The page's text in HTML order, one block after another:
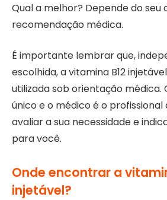
Qual a melhor? Depende do seu
recomendação médica.
É importante lembrar que,
escolhida, a vitamina B12
utilizada sob orientação médica.
único e o médico é o
avaliar a sua necessidade e
para você.
Onde encontrar a
injetável?